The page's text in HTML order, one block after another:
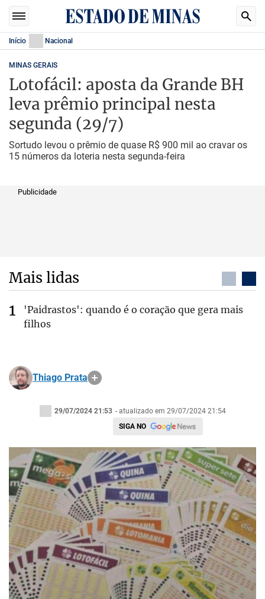
Início Nacional
MINAS GERAIS
Lotofácil: aposta da Grande BH
leva prêmio principal nesta
segunda (29/7)
Sortudo levou o prêmio de quase R$ 900 mil ao cravar os
15 números da loteria nesta segunda-feira
Publicidade
Mais lidas
'Paidrastos': quando é o coração que gera mais
filhos
Thiago Prata
29/07/2024 21:53 - atualizado em 29/07/2024 21:54
SIGA NO